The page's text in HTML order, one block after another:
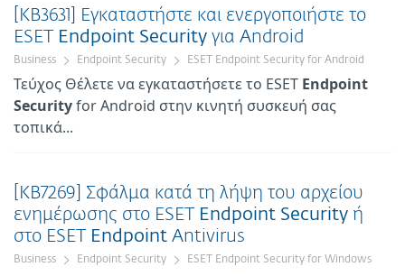
[KB3631] Εγκαταστήστε και ενεργοποιήστε το
ESET
Endpoint Security για Android
Business Endpoint Security ESET Endpoint Security for Android
Τεύχος Θέλετε να εγκαταστήσετε το ESET Endpoint
Securityfor Android στην κινητή συσκευή σας
τοπικά...
[KB7269] Σφάλμα κατά τη λήψη του αρχείου
ενημέρωσης στο ESET
Endpoint Security ή
στο ESET
Endpoint Antivirus
Business Endpoint Security ESET Endpoint Security for Windows